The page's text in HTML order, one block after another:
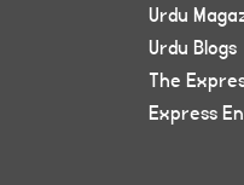
Urdu
Urdu Blogs
The
Express